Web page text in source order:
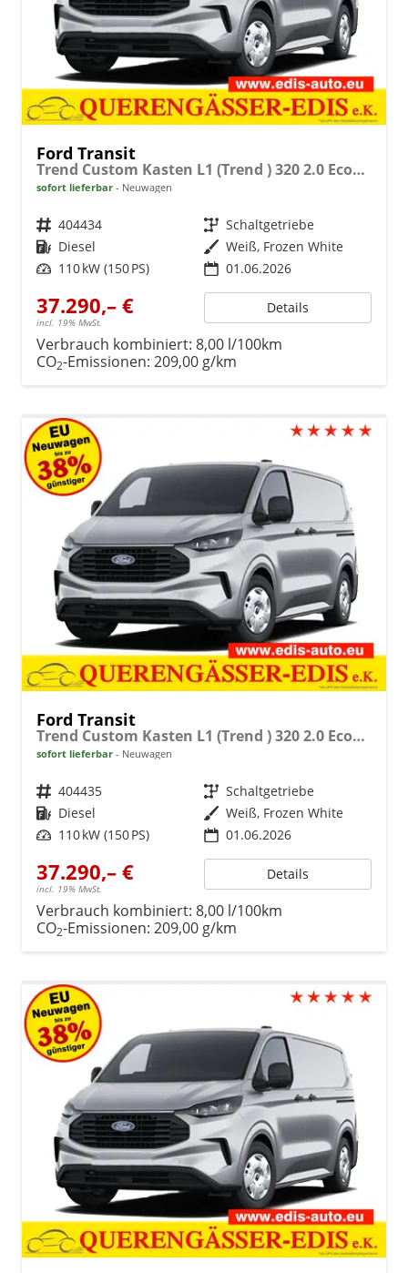
Ford Transit
Trend Custom Kasten L1 (Trend ) 320 2.0 EcoBlue 110kW (150 PS) 6-Gang-Schaltgetriebe
sofort lieferbar Neuwagen
Fahrzeugnr. 404434 Getriebe Schaltgetriebe
Kraftstoff Diesel Außenfarbe Weiß, Frozen White
Leistung 110 kW (150 PS) 01.06.2026
37.290,– €
incl. 19% MwSt.
Details
Verbrauch kombiniert: 8,00 l/100km
CO2-Emissionen: 209,00 g/km
Ford Transit
Trend Custom Kasten L1 (Trend ) 320 2.0 EcoBlue 110kW (150 PS) 6-Gang-Schaltgetriebe
sofort lieferbar Neuwagen
Fahrzeugnr. 404435 Getriebe Schaltgetriebe
Kraftstoff Diesel Außenfarbe Weiß, Frozen White
Leistung 110 kW (150 PS) 01.06.2026
37.290,– €
incl. 19% MwSt.
Details
Verbrauch kombiniert: 8,00 l/100km
CO2-Emissionen: 209,00 g/km